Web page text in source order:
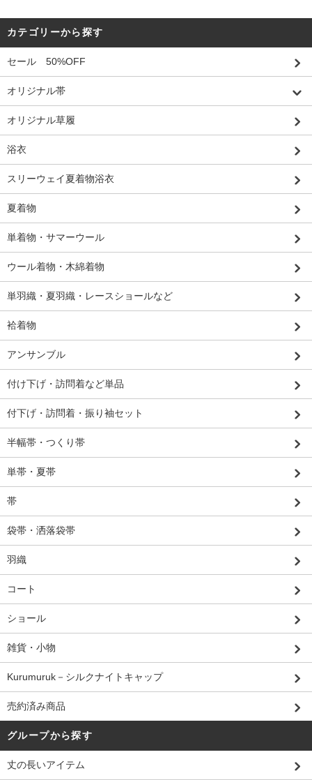
カテゴリーから探す
セール 50%OFF
オリジナル帯
オリジナル草履
浴衣
スリーウェイ夏着物浴衣
夏着物
単着物・サマーウール
ウール着物・木綿着物
単羽織・夏羽織・レースショールなど
袷着物
アンサンブル
付け下げ・訪問着など単品
付下げ・訪問着・振り袖セット
半幅帯・つくり帯
単帯・夏帯
帯
袋帯・洒落袋帯
羽織
コート
ショール
雑貨・小物
Kurumuruk－シルクナイトキャップ
売約済み商品
グループから探す
丈の長いアイテム